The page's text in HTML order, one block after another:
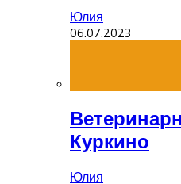
Юлия
06.07.2023
Куркино
Юлия